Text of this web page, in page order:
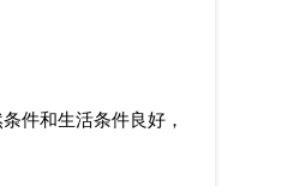
件和生活条件良好，